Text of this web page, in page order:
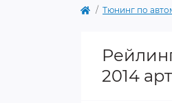
Тюнинг по
2014